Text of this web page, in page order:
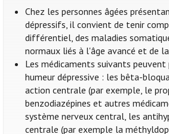
Chez les personnes âgées
dépressifs, il convient de tenir
différentiel, des maladies
normaux liés à l'âge avancé et de
Les médicaments suivants peuvent
humeur dépressive : les bêta-
action centrale (par exemple, le
benzodiazépines et autres
système nerveux central, les
centrale (par exemple la